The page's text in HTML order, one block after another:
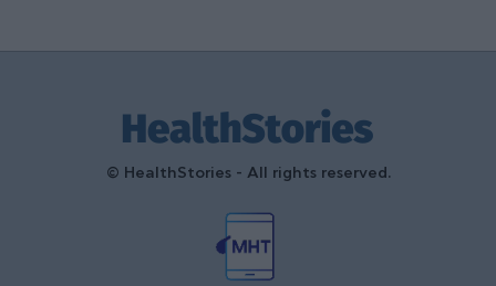
© HealthStories - All rights reserved.